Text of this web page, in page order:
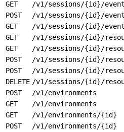
GET
/v1/sessions/{id}/
POST
/v1/sessions/{id}/
GET
/v1/sessions/{id}/
GET
/v1/sessions/{id}/
GET
/v1/sessions/{id}/
POST
/v1/sessions/{id}/
POST
/v1/sessions/{id}/
DELETE /v1/sessions/{id}/
POST
/v1/environments
GET
/v1/environments
GET
/v1/environments/{id}
POST
/v1/environments/{id}